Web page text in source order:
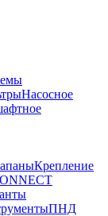
Насосное
Крепление
ПНД